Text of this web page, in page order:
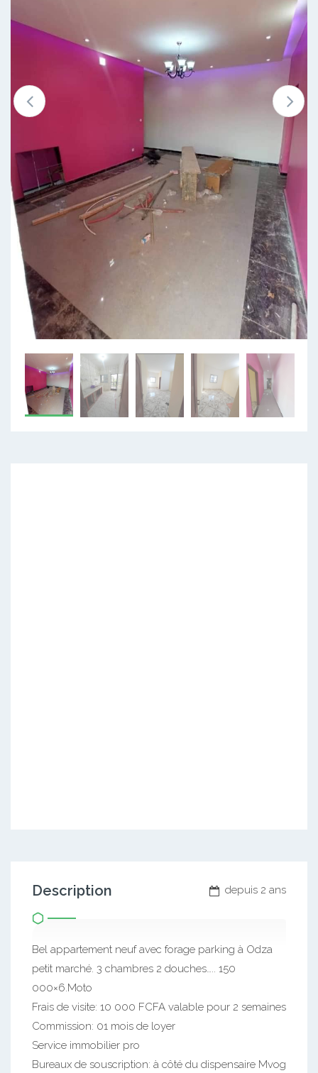
depuis 2 ans
Description
Bel appartement neuf avec forage parking à Odza
petit marché. 3 chambres 2 douches….. 150
000×6.Moto
Frais de visite: 10 000 FCFA valable pour 2 semaines
Commission: 01 mois de loyer
Service immobilier pro
Bureaux de souscription: à côté du dispensaire Mvog